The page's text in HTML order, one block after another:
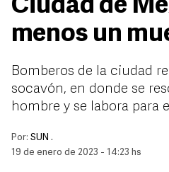
Ciudad de
menos un
Bomberos de la ciudad
socavón, en donde se
hombre y se labora para
Por: SUN .
19 de enero de 2023 - 14:23 hs